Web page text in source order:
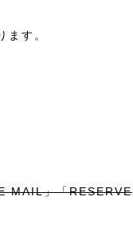
す。
MAIL」「RESERVE